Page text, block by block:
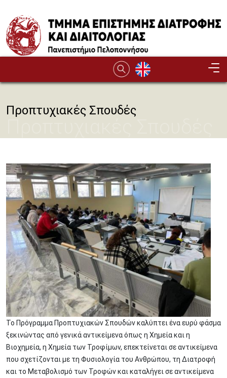
Προπτυχιακές Σπουδές
Image
Το Πρόγραμμα Προπτυχιακών Σπουδών καλύπτει ένα ευρύ φάσμα
ξεκινώντας από γενικά αντικείμενα όπως η Χημεία και η
Βιοχημεία, η Χημεία των Τροφίμων, επεκτείνεται σε αντικείμενα
που σχετίζονται με τη Φυσιολογία του Ανθρώπου, τη Διατροφή
και το Μεταβολισμό των Τροφών και καταλήγει σε αντικείμενα